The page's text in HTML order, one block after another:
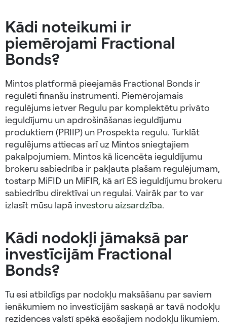
Kādi noteikumi ir
piemērojami Fractional
Bonds?
Mintos platformā pieejamās Fractional Bonds ir
regulēti finanšu instrumenti. Piemērojamais
regulējums ietver Regulu par komplektētu privāto
ieguldījumu un apdrošināšanas ieguldījumu
produktiem (PRIIP) un Prospekta regulu. Turklāt
regulējums attiecas arī uz Mintos sniegtajiem
pakalpojumiem. Mintos kā licencēta ieguldījumu
brokeru sabiedrība ir pakļauta plašam regulējumam,
tostarp MiFID un MiFIR, kā arī ES ieguldījumu brokeru
sabiedrību direktīvai un regulai. Vairāk par to var
izlasīt mūsu lapā investoru aizsardzība.
Kādi nodokļi jāmaksā par
investīcijām Fractional
Bonds?
Tu esi atbildīgs par nodokļu maksāšanu par saviem
ienākumiem no investīcijām saskaņā ar tavā nodokļu
rezidences valstī spēkā esošajiem nodokļu likumiem.